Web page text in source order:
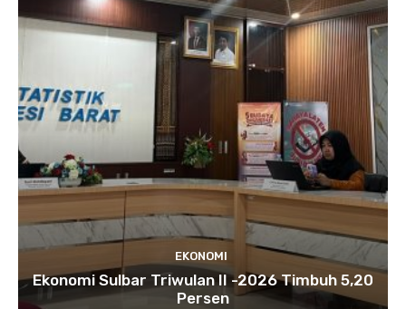
EKONOMI
Ekonomi Sulbar Triwulan II -2026 Timbuh 5,20
Persen